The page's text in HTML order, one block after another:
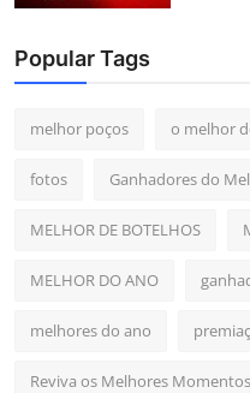
Popular Tags
melhor poços o melhor
fotos Ganhadores do
MELHOR DE BOTELHOS
MELHOR DO ANO
melhores do ano
Reviva os Melhores